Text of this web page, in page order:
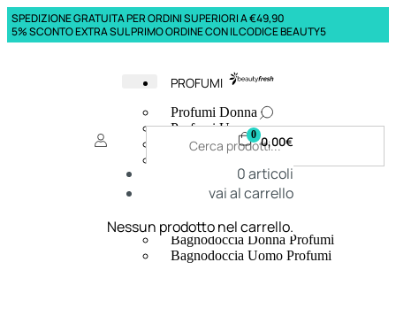
SPEDIZIONE GRATUITA PER ORDINI SUPERIORI A €49,90
5% SCONTO EXTRA SUL PRIMO ORDINE CON IL CODICE BEAUTY5
PROFUMI
Profumi Donna
Profumi Uomo
Deodoranti Donna
Corpo Donna
Corpo Uomo
Creme Mani
Bagnodoccia Donna Profumi
Bagnodoccia Uomo Profumi
0 0,00€
0articoli
vai al carrello
Nessun prodotto nel carrello.